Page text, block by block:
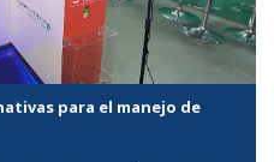
para el manejo de